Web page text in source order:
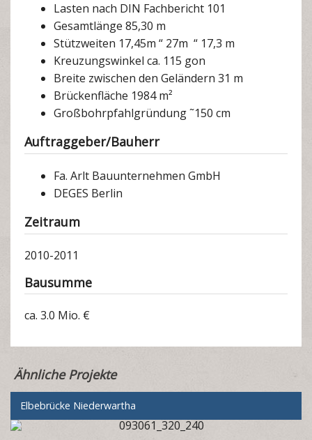
Lasten nach DIN Fachbericht 101
Gesamtlänge 85,30 m
Stützweiten 17,45m “ 27m “ 17,3 m
Kreuzungswinkel ca. 115 gon
Breite zwischen den Geländern 31 m
Brückenfläche 1984 m²
Großbohrpfahlgründung ˜150 cm
Auftraggeber/Bauherr
Fa. Arlt Bauunternehmen GmbH
DEGES Berlin
Zeitraum
2010-2011
Bausumme
ca. 3.0 Mio. €
Ähnliche Projekte
Elbebrücke Niederwartha